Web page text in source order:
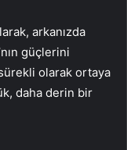
arkanızda
güçlerini
olarak ortaya
daha derin bir